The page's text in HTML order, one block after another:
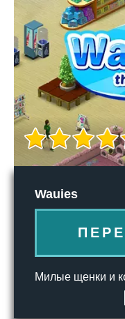
Wauies
Милые щенки и